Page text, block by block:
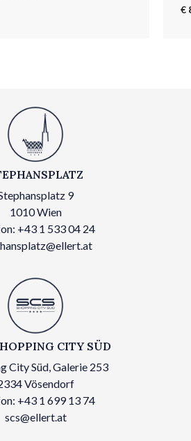
€
9
1010 Wien
+43 1 533 04 24
CITY SÜD
City Süd, Galerie 253
Vösendorf
+43 1 699 13 74
scs@ellert.at